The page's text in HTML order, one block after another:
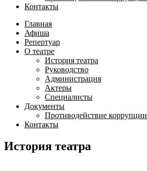
Контакты
Главная
Афиша
Репертуар
О театре
История театра
Руководство
Администрация
Актеры
Специалисты
Документы
Противодействие коррупции
Контакты
История театра